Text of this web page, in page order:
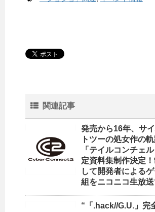
関連記事
発売から16年、サ
トツーの処女作の
「テイルコンチェ
定資料集制作決定
して開発者による
組をニコニコ生放送
“「.hack//G.U.」完